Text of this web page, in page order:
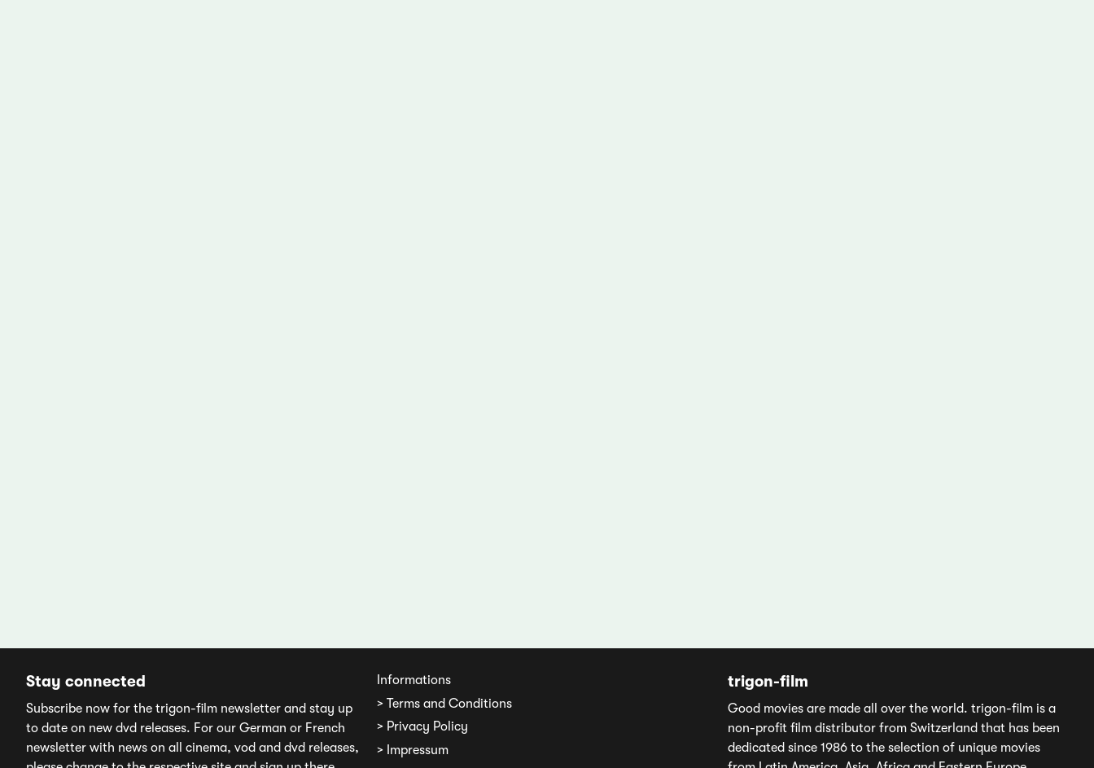
Stay connected
Subscribe now for the trigon-film newsletter and stay up
to date on new dvd releases. For our German or French
newsletter with news on all cinema, vod and dvd releases,
Informations
> Terms and Conditions
> Privacy Policy
> Impressum
trigon-film
Good movies are made all over the world. trigon-film is a
non-profit film distributor from Switzerland that has been
dedicated since 1986 to the selection of unique movies